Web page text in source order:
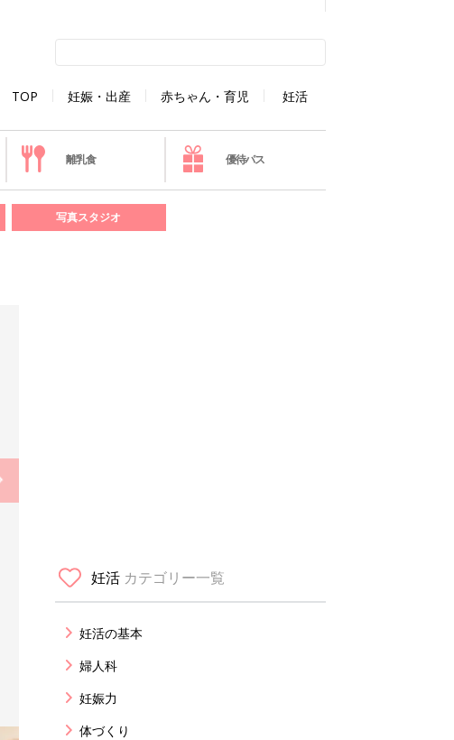
TOP 妊娠・出産 赤ちゃん・育児 妊活
離乳食 優待パス
写真スタジオ
妊活 カテゴリー一覧
妊活の基本
婦人科
妊娠力
体づくり